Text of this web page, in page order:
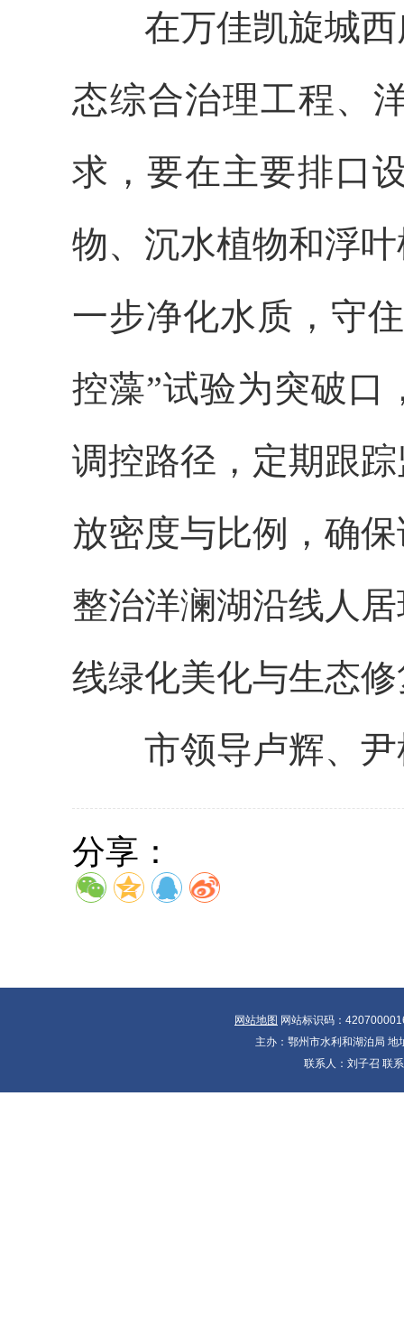
在万佳凯旋城西
态综合治理工程、
求，要在主要排口
物、沉水植物和浮
一步净化水质，守
控藻”试验为突破口
调控路径，定期跟
放密度与比例，确
整治洋澜湖沿线人
线绿化美化与生态
市领导卢辉、尹
分享：
网站地图 网站标识码：
主办：鄂州市水利和湖泊局
联系人：刘子召 联